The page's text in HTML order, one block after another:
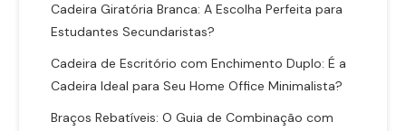
Cadeira Giratória Branca: A Escolha Perfeita para
Estudantes Secundaristas?
Cadeira de Escritório com Enchimento Duplo: É a
Cadeira Ideal para Seu Home Office Minimalista?
Braços Rebatíveis: O Guia de Combinação com